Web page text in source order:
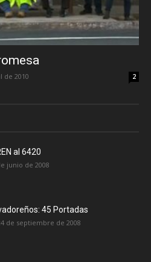
de 2010 2
al 6420
junio de 2008
45 Portadas
de septiembre de 2008